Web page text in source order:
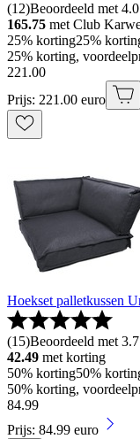
(12)Beoordeeld met
165.75 met Club
25% korting25%
25% korting,
221.00
Prijs: 221.00 euro
Hoekset palletkussen
(15)Beoordeeld met
42.49 met korting
50% korting50%
50% korting,
84.99
Prijs: 84.99 euro